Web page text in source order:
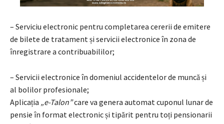
– Serviciu electronic pentru completarea cererii de emitere
de bilete de tratament și servicii electronice în zona de
înregistrare a contribuabililor;
– Servicii electronice în domeniul accidentelor de muncă și
al bolilor profesionale;
Aplicația „e-Talon”care va genera automat cuponul lunar de
pensie în format electronic și tipărit pentru toți pensionarii